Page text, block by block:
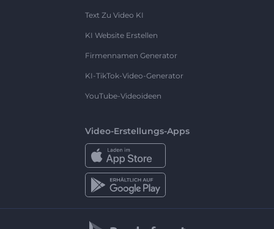
Text Zu Video KI
KI Website Erstellen
Firmennamen Generator
KI-TikTok-Video-Generator
YouTube-Videoideen
Video-Erstellungs-Apps